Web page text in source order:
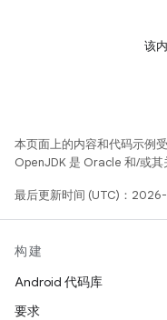
该
本页面上的内容和代码示例受
OpenJDK 是 Oracle 和/或其
最后更新时间 (UTC)：
构建
Android 代码库
要求